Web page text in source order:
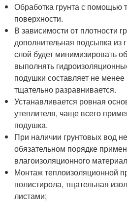
Обработка грунта с помощью
поверхности.
В зависимости от плотности
дополнительная подсыпка из
слой будет минимизировать
выполнять
подушки составляет не
тщательно разравнивается.
Устанавливается ровная
утеплителя, чаще всего
подушка.
При наличии грунтовых вод
обязательном порядке
влагоизоляционного
Монтаж теплоизоляционной
полистирола, тщательная
листами;